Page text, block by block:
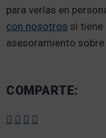
para verlas en
con nosotros si tiene
asesoramiento
COMPARTE: